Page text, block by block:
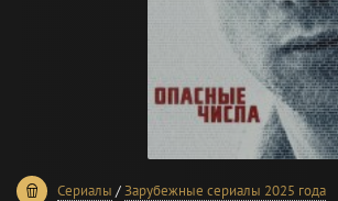
Сериалы /Зарубежные сериалы 2025 года
0 1 2 3 4 5